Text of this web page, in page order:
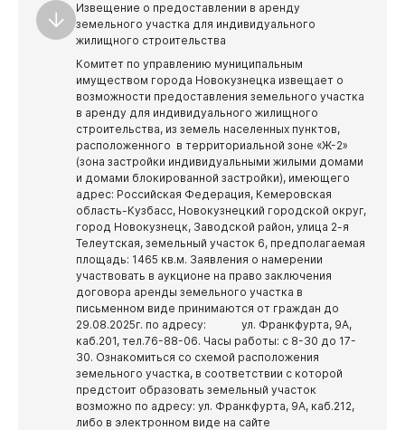
Документы
Извещение о предоставлении в аренду
земельного участка для индивидуального
жилищного строительства
Комитет по управлению муниципальным
имуществом города Новокузнецка извещает о
возможности предоставления земельного участка
в аренду для индивидуального жилищного
строительства, из земель населенных пунктов,
расположенного в территориальной зоне «Ж-2»
(зона застройки индивидуальными жилыми домами
и домами блокированной застройки), имеющего
адрес: Российская Федерация, Кемеровская
область-Кузбасс, Новокузнецкий городской округ,
город Новокузнецк, Заводской район, улица 2-я
Телеутская, земельный участок 6, предполагаемая
площадь: 1465 кв.м. Заявления о намерении
участвовать в аукционе на право заключения
договора аренды земельного участка в
письменном виде принимаются от граждан до
29.08.2025г. по адресу: ул. Франкфурта, 9А,
каб.201, тел.76-88-06. Часы работы: c 8-30 до 17-
30. Ознакомиться со схемой расположения
земельного участка, в соответствии с которой
предстоит образовать земельный участок
возможно по адресу: ул. Франкфурта, 9А, каб.212,
либо в электронном виде на сайте